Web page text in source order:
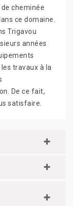
cheminée
ce domaine.
Trigavou
années
travaux à la
De ce fait,
satisfaire.